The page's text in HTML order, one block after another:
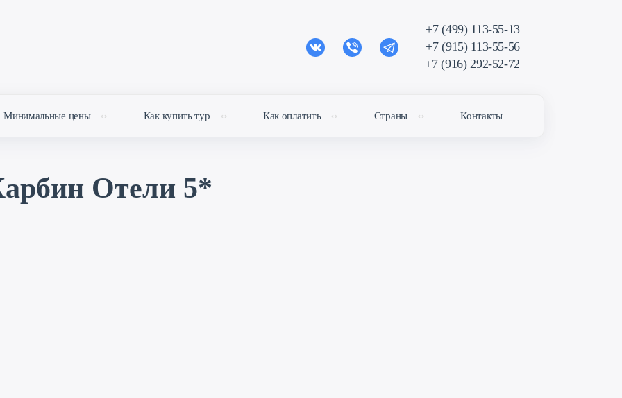
+7 (499) 113-55-13
+7 (915) 113-55-56
+7 (916) 292-52-72
Минимальные цены Как купить тур Как оплатить Страны Контакты
Отели 5*